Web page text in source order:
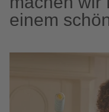
einem